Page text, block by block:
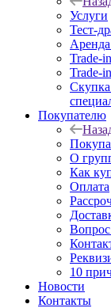
Услуги
Тест-
Аренда
Trade-
Trade-
Скупка
Покупателю
О
Как
Оплата
Вопрос
10
Новости
Контакты